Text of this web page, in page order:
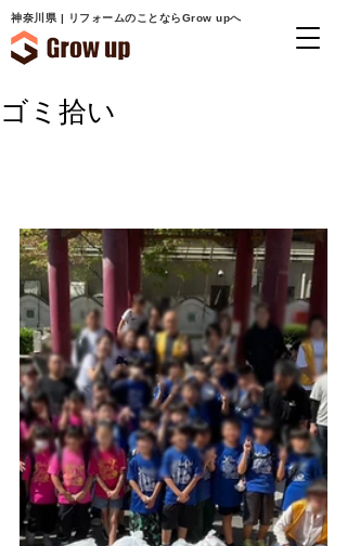
神奈川県 | リフォームのことならGrow upへ
ゴミ拾い